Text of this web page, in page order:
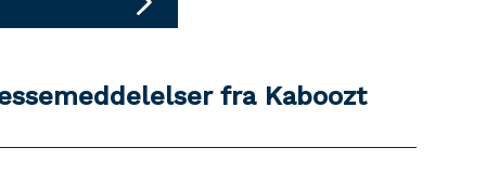
fra Kaboozt